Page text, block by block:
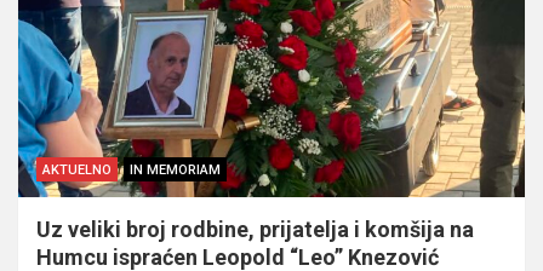
AKTUELNO IN MEMORIAM
Uz veliki broj rodbine, prijatelja i komšija na
Humcu ispraćen Leopold “Leo” Knezović